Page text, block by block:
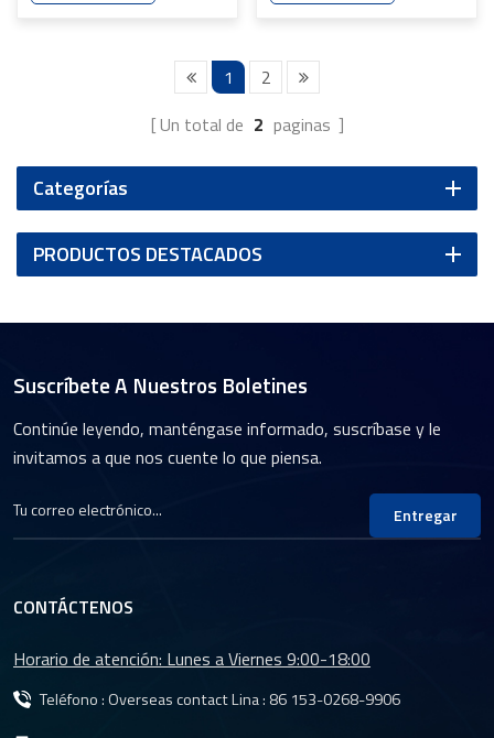
1
2
Un total de 2 paginas
Categorías
PRODUCTOS DESTACADOS
Suscríbete A Nuestros Boletines
Continúe leyendo, manténgase informado, suscríbase y le
invitamos a que nos cuente lo que piensa.
Entregar
CONTÁCTENOS
Horario de atención: Lunes a Viernes 9:00-18:00
Teléfono : Overseas contact Lina : 86 153-0268-9906